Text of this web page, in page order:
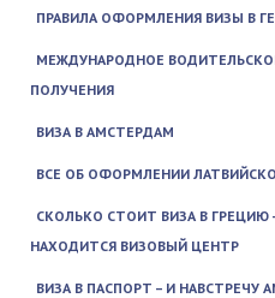
ПРАВИЛА ОФОРМЛЕНИЯ ВИЗЫ В
МЕЖДУНАРОДНОЕ
ПОЛУЧЕНИЯ
ВИЗА В АМСТЕРДАМ
ВСЕ ОБ ОФОРМЛЕНИИ
CКОЛЬКО СТОИТ ВИЗА В
НАХОДИТСЯ ВИЗОВЫЙ ЦЕНТР
ВИЗА В ПАСПОРТ – И НАВСТРЕЧУ